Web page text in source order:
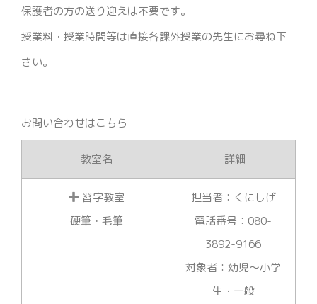
保護者の方の送り迎えは不要です。
授業料・授業時間等は直接各課外授業の先生にお尋ね下
さい。
お問い合わせはこちら
教室名 詳細
習字教室
硬筆・毛筆
担当者：くにしげ
電話番号：080-
3892-9166
対象者：幼児～小学
生・一般